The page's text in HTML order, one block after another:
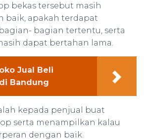
bekas tersebut masih
baik, apakah terdapat
bagian tertentu, serta
dapat bertahan lama.
Jual Beli
Bandung
kepada penjual buat
serta menampilkan kalau
dengan baik.